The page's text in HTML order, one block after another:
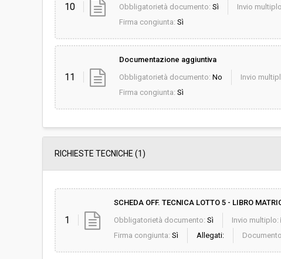
10
Obbligatorietà documento: Sì Invio
Firma congiunta: Sì
11
Documentazione aggiuntiva
Obbligatorietà documento: No Invio
Firma congiunta: Sì
RICHIESTE TECNICHE (1)
1
SCHEDA OFF. TECNICA LOTTO 5 - LIBRO
Obbligatorietà documento: Sì Invio multiplo:
Firma congiunta: Sì Allegati: